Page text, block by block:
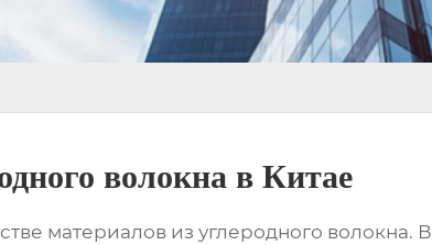
волокна в Китае
материалов из углеродного волокна.